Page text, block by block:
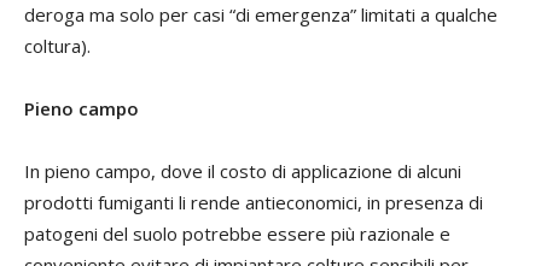
deroga ma solo per casi “di emergenza” limitati a qualche
coltura).
Pieno campo
In pieno campo, dove il costo di applicazione di alcuni
prodotti fumiganti li rende antieconomici, in presenza di
patogeni del suolo potrebbe essere più razionale e